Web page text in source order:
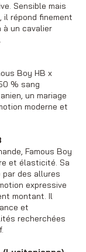
Sensible mais
répond finement
à un cavalier
Boy HB x
% sang
un mariage
moderne et
Famous Boy
et élasticité. Sa
des allures
expressive
montant. Il
et
recherchées